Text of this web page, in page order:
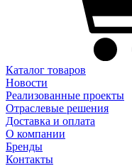
Каталог товаров
Новости
Реализованные проекты
Отраслевые решения
Доставка и оплата
О компании
Бренды
Контакты